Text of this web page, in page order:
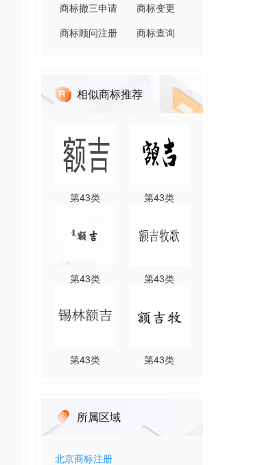
商标撤三申请
商标变更
商标顾问注册
商标查询
相似商标推荐
第43类 第43类
第43类 第43类
第43类 第43类
所属区域
北京商标注册